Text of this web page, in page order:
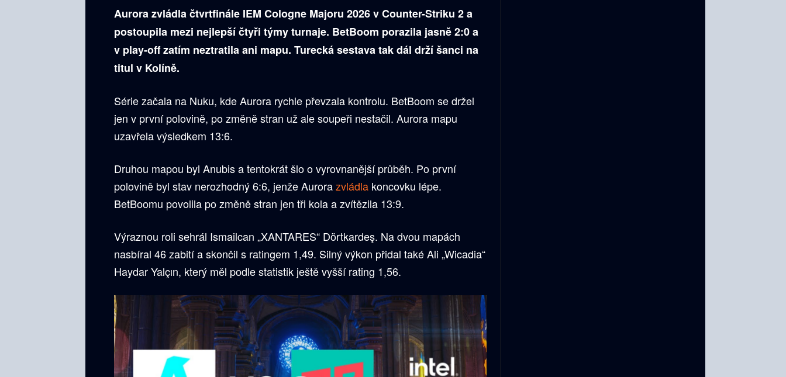
Aurora zvládla čtvrtfinále IEM Cologne Majoru 2026 v Counter-Striku 2 a
postoupila mezi nejlepší čtyři týmy turnaje. BetBoom porazila jasně 2:0 a
v play-off zatím neztratila ani mapu. Turecká sestava tak dál drží šanci na
titul v Kolíně.
Série začala na Nuku, kde Aurora rychle převzala kontrolu. BetBoom se držel
jen v první polovině, po změně stran už ale soupeři nestačil. Aurora mapu
uzavřela výsledkem 13:6.
Druhou mapou byl Anubis a tentokrát šlo o vyrovnanější průběh. Po první
polovině byl stav nerozhodný 6:6, jenže Aurorazvládla koncovku lépe.
BetBoomu povolila po změně stran jen tři kola a zvítězila 13:9.
Výraznou roli sehrál Ismailcan „XANTARES“ Dörtkardeş. Na dvou mapách
nasbíral 46 zabití a skončil s ratingem 1,49. Silný výkon přidal také Ali „Wicadia“
Haydar Yalçın, který měl podle statistik ještě vyšší rating 1,56.